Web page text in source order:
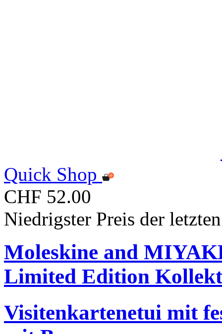
Quick Shop
CHF 52.00
Niedrigster Preis der
Moleskine and
Limited Edition
Visitenkartenetui mit